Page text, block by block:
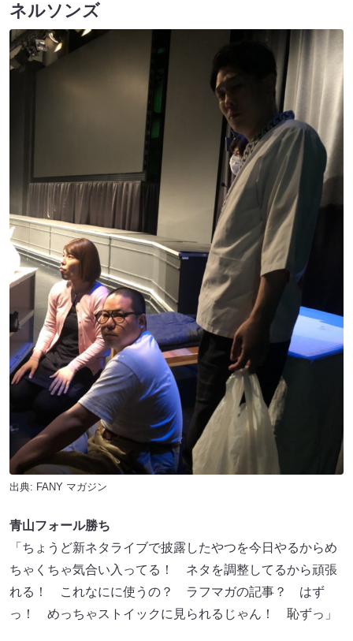
ネルソンズ
出典: FANY マガジン
青山フォール勝ち
「ちょうど新ネタライブで披露したやつを今日やるからめ
ちゃくちゃ気合い入ってる！ ネタを調整してるから頑張
れる！ これなにに使うの？ ラフマガの記事？ はず
っ！ めっちゃストイックに見られるじゃん！ 恥ずっ」